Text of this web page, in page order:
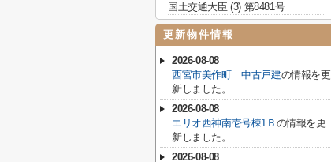
国土交通大臣 (3) 第8481号
更新物件情報
2026-08-08
西宮市美作町 中古戸建の情報を更
新しました。
2026-08-08
エリオ西神南壱号棟1Ｂ の情報を更
新しました。
2026-08-08